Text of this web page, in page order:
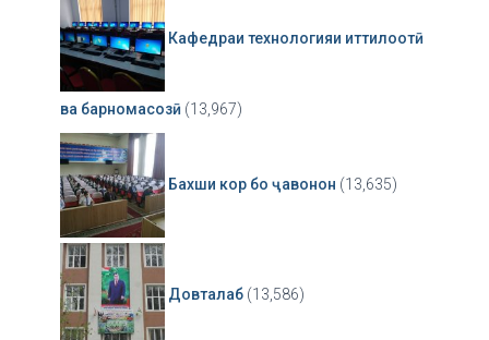
Кафедраи технологияи иттилоотӣ
ва барномасозӣ (13,967)
Бахши кор бо ҷавонон (13,635)
Довталаб (13,586)